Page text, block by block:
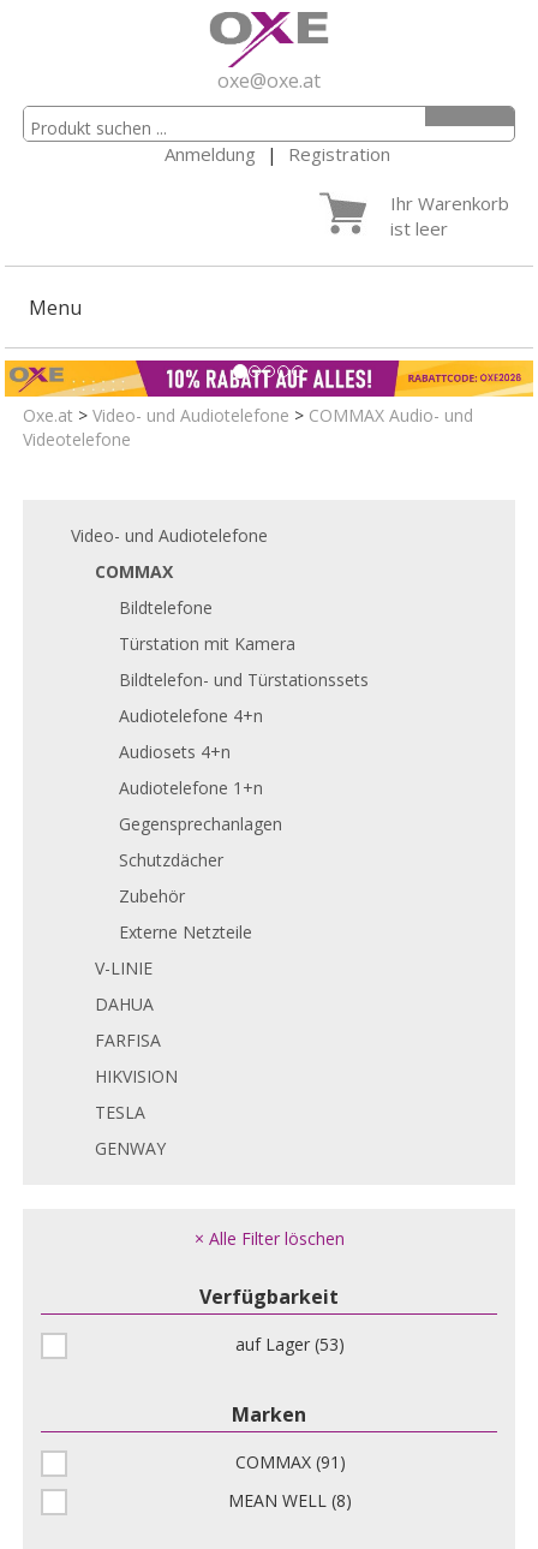
oxe@oxe.at
Anmeldung | Registration
Ihr Warenkorb
ist leer
Menu
Oxe.at >Video- und Audiotelefone > COMMAX Audio- und
Videotelefone
Video- und Audiotelefone
COMMAX
Bildtelefone
Türstation mit Kamera
Bildtelefon- und Türstationssets
Audiotelefone 4+n
Audiosets 4+n
Audiotelefone 1+n
Gegensprechanlagen
Schutzdächer
Zubehör
Externe Netzteile
V-LINIE
DAHUA
FARFISA
HIKVISION
TESLA
GENWAY
× Alle Filter löschen
Verfügbarkeit
auf Lager (53)
Marken
COMMAX (91)
MEAN WELL (8)